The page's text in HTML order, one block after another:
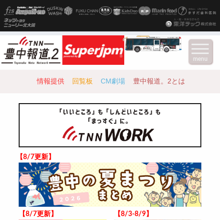
情報提供 回覧板 CM劇場 豊中報道。2とは
【8/7更新】
【8/7更新】 【8/3-8/9】
menu